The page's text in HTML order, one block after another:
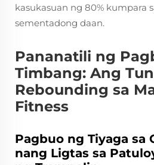
kasukasuan ng 80% kumpara
sementadong daan.
Pananatili ng
Timbang: Ang
Rebounding sa
Fitness
Pagbuo ng Tiyaga sa
nang Ligtas sa